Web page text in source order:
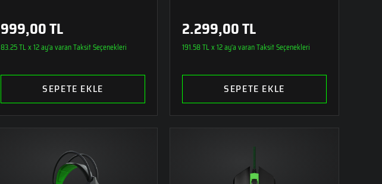
999,00 TL
83.25 TL x 12 ay'a varan Taksit Seçenekleri
SEPETE EKLE
2.299,00 TL
191.58 TL x 12 ay'a varan Taksit Seçenekleri
SEPETE EKLE